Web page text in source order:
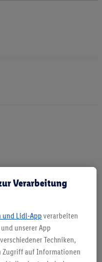
Mengen. Verkauf
vor allem NonFood-Produkte,
Verarbeitung
und Lidl-App verarbeiten
unserer App
Techniken,
Zugriff auf Informationen